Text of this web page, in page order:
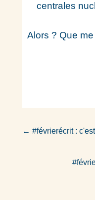
centrales
Alors ? Que
← #févrierécrit :